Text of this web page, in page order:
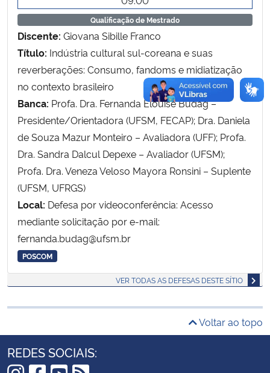
Gabinete de Segurança Institucional
Advocacia-Geral da União
Banco Central do Brasil
Qualificação de Mestrado
Discente: Giovana Sibille Franco
Título: Indústria cultural sul-coreana e suas
reverberações: Consumo, fandoms e midiatização
no contexto brasileiro
Banca: Profa. Dra. Fernanda Elouise Budag –
Presidente/Orientadora (UFSM, FECAP); Dra. Daniela
de Souza Mazur Monteiro – Avaliadora (UFF); Profa.
Dra. Sandra Dalcul Depexe – Avaliador (UFSM);
Profa. Dra. Veneza Veloso Mayora Ronsini – Suplente
(UFSM, UFRGS)
Local: Defesa por videoconferência: Acesso
mediante solicitação por e-mail:
fernanda.budag@ufsm.br
POSCOM
VER TODAS AS DEFESAS DESTE SÍTIO
Voltar ao topo
REDES SOCIAIS: